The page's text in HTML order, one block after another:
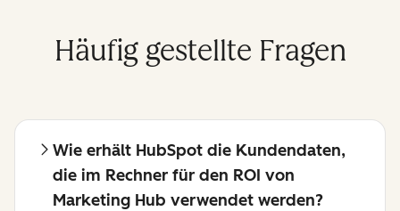
Häufig gestellte Fragen
Wie erhält HubSpot die Kundendaten,
die im Rechner für den ROI von
Marketing Hub verwendet werden?